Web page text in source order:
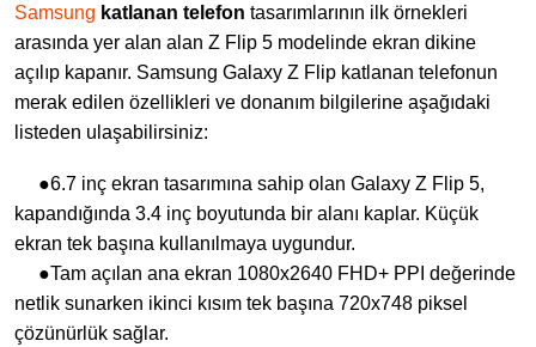
Samsung katlanan telefon tasarımlarının ilk örnekleri
arasında yer alan alan Z Flip 5 modelinde ekran dikine
açılıp kapanır. Samsung Galaxy Z Flip katlanan telefonun
merak edilen özellikleri ve donanım bilgilerine aşağıdaki
listeden ulaşabilirsiniz:
●6.7 inç ekran tasarımına sahip olan Galaxy Z Flip 5,
kapandığında 3.4 inç boyutunda bir alanı kaplar. Küçük
ekran tek başına kullanılmaya uygundur.
●Tam açılan ana ekran 1080x2640 FHD+ PPI değerinde
netlik sunarken ikinci kısım tek başına 720x748 piksel
çözünürlük sağlar.